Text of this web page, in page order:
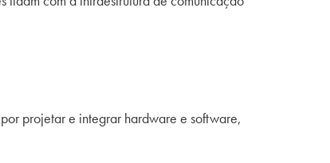
projetar e integrar hardware e software,